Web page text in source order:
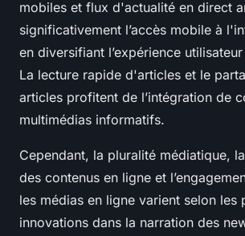
mobiles et flux d'actualité en direct
significativement l’accès mobile à
en diversifiant l’expérience
La lecture rapide d'articles et le
articles profitent de l’intégration de
multimédias informatifs.
Cependant, la pluralité médiatique,
des contenus en ligne et
les médias en ligne varient selon les
innovations dans la narration des